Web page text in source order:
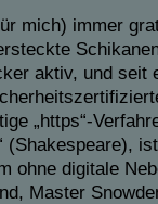
mich) immer
aktiv, und seit
„https“-
(Shakespeare),
ohne digitale
Master